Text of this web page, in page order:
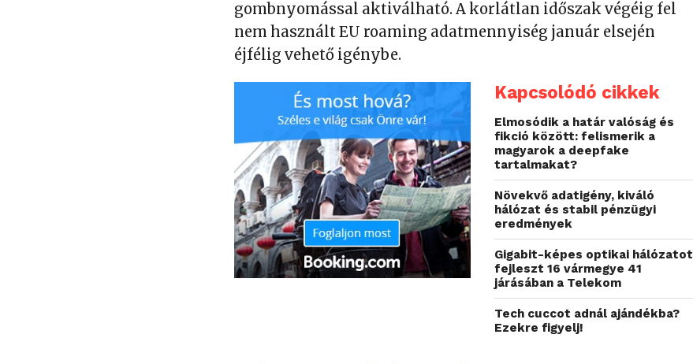
gombnyomással aktiválható. A korlátlan időszak végéig fel
nem használt EU roaming adatmennyiség január elsején
éjfélig vehető igénybe.
Kapcsolódó cikkek
Elmosódik a határ valóság és
fikció között: felismerik a
magyarok a deepfake
tartalmakat?
Növekvő adatigény, kiváló
hálózat és stabil pénzügyi
eredmények
Gigabit-képes optikai hálózatot
fejleszt 16 vármegye 41
járásában a Telekom
Tech cuccot adnál ajándékba?
Ezekre figyelj!